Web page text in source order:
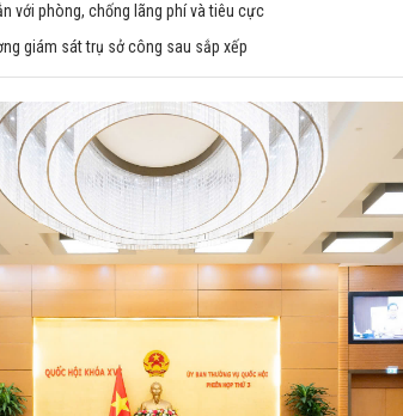
với phòng, chống lãng phí và tiêu cực
giám sát trụ sở công sau sắp xếp